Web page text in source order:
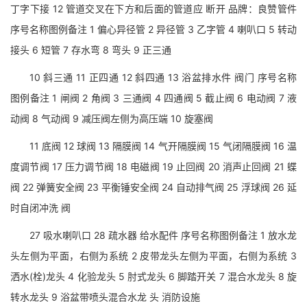
丁字下接 12 管道交叉在下方和后面的管道应 断开 品牌：良赞管件
序号名称图例备注 1 偏心异径管 2 异径管 3 乙字管 4 喇叭口 5 转动
接头 6 短管 7 存水弯 8 弯头 9 正三通
10 斜三通 11 正四通 12 斜四通 13 浴盆排水件 阀门 序号名称
图例备注 1 闸阀 2 角阀 3 三通阀 4 四通阀 5 截止阀 6 电动阀 7 液
动阀 8 气动阀 9 减压阀左侧为高压端 10 旋塞阀
11 底阀 12 球阀 13 隔膜阀 14 气开隔膜阀 15 气闭隔膜阀 16 温
度调节阀 17 压力调节阀 18 电磁阀 19 止回阀 20 消声止回阀 21 蝶
阀 22 弹簧安全阀 23 平衡锤安全阀 24 自动排气阀 25 浮球阀 26 延
时自闭冲洗 阀
27 吸水喇叭口 28 疏水器 给水配件 序号名称图例备注 1 放水龙
头左侧为平面，右侧为系统 2 皮带龙头左侧为平面，右侧为系统 3
洒水(栓)龙头 4 化验龙头 5 肘式龙头 6 脚踏开关 7 混合水龙头 8 旋
转水龙头 9 浴盆带喷头混合水龙 头 消防设施